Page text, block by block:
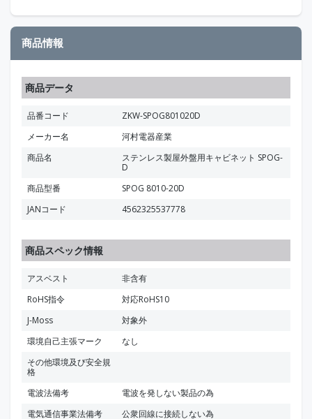
商品情報
商品データ
品番コード
ZKW-SPOG801020D
メーカー名
河村電器産業
商品名
ステンレス製屋外盤用キャビネット SPOG-
D
商品型番
SPOG 8010-20D
JANコード
4562325537778
商品スペック情報
アスベスト
非含有
RoHS指令
対応RoHS10
J-Moss
対象外
環境自己主張マーク
なし
その他環境及び安全規
格
電波法備考
電波を発しない製品の為
電気通信事業法備考
公衆回線に接続しない為